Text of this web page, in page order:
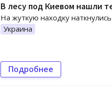
В лесу под Киевом нашли
На жуткую находку
Украина
Подробнее